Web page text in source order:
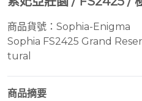
商品貨號：Sophia-Enigma
Sophia FS2425 Grand
tural
商品摘要